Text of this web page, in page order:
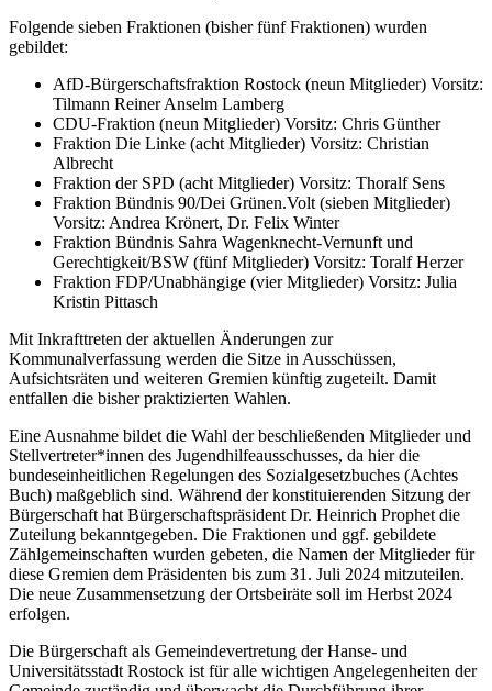
Folgende sieben Fraktionen (bisher fünf Fraktionen) wurden
gebildet:
AfD-Bürgerschaftsfraktion Rostock (neun Mitglieder) Vorsitz:
Tilmann Reiner Anselm Lamberg
CDU-Fraktion (neun Mitglieder) Vorsitz: Chris Günther
Fraktion Die Linke (acht Mitglieder) Vorsitz: Christian
Albrecht
Fraktion der SPD (acht Mitglieder) Vorsitz: Thoralf Sens
Fraktion Bündnis 90/Dei Grünen.Volt (sieben Mitglieder)
Vorsitz: Andrea Krönert, Dr. Felix Winter
Fraktion Bündnis Sahra Wagenknecht-Vernunft und
Gerechtigkeit/BSW (fünf Mitglieder) Vorsitz: Toralf Herzer
Fraktion FDP/Unabhängige (vier Mitglieder) Vorsitz: Julia
Kristin Pittasch
Mit Inkrafttreten der aktuellen Änderungen zur
Kommunalverfassung werden die Sitze in Ausschüssen,
Aufsichtsräten und weiteren Gremien künftig zugeteilt. Damit
entfallen die bisher praktizierten Wahlen.
Eine Ausnahme bildet die Wahl der beschließenden Mitglieder und
Stellvertreter*innen des Jugendhilfeausschusses, da hier die
bundeseinheitlichen Regelungen des Sozialgesetzbuches (Achtes
Buch) maßgeblich sind. Während der konstituierenden Sitzung der
Bürgerschaft hat Bürgerschaftspräsident Dr. Heinrich Prophet die
Zuteilung bekanntgegeben. Die Fraktionen und ggf. gebildete
Zählgemeinschaften wurden gebeten, die Namen der Mitglieder für
diese Gremien dem Präsidenten bis zum 31. Juli 2024 mitzuteilen.
Die neue Zusammensetzung der Ortsbeiräte soll im Herbst 2024
erfolgen.
Die Bürgerschaft als Gemeindevertretung der Hanse- und
Universitätsstadt Rostock ist für alle wichtigen Angelegenheiten der